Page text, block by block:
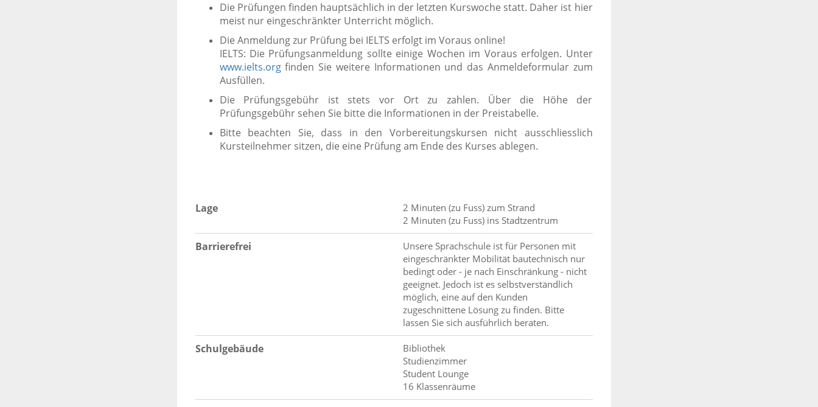
Die Prüfungen finden hauptsächlich in der letzten Kurswoche statt. Daher ist hier
meist nur eingeschränkter Unterricht möglich.
Die Anmeldung zur Prüfung bei IELTS erfolgt im Voraus online!
IELTS: Die Prüfungsanmeldung sollte einige Wochen im Voraus erfolgen. Unter
www.ielts.orgfinden Sie weitere Informationen und das Anmeldeformular zum
Ausfüllen.
Die Prüfungsgebühr ist stets vor Ort zu zahlen. Über die Höhe der
Prüfungsgebühr sehen Sie bitte die Informationen in der Preistabelle.
Bitte beachten Sie, dass in den Vorbereitungskursen nicht ausschliesslich
Kursteilnehmer sitzen, die eine Prüfung am Ende des Kurses ablegen.
Lage
2 Minuten (zu Fuss) zum Strand
2 Minuten (zu Fuss) ins Stadtzentrum
Barrierefrei
Unsere Sprachschule ist für Personen mit
eingeschränkter Mobilität bautechnisch nur
bedingt oder - je nach Einschränkung - nicht
geeignet. Jedoch ist es selbstverständlich
möglich, eine auf den Kunden
zugeschnittene Lösung zu finden. Bitte
lassen Sie sich ausführlich beraten.
Schulgebäude
Bibliothek
Studienzimmer
Student Lounge
16 Klassenräume